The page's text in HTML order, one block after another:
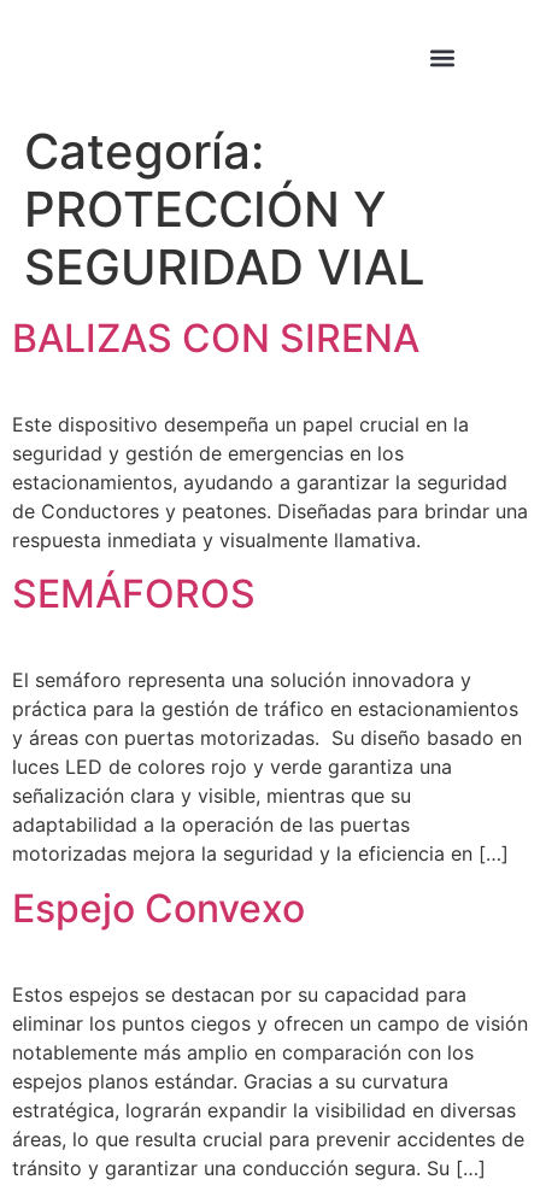
Categoría:
PROTECCIÓN Y
SEGURIDAD VIAL
BALIZAS CON SIRENA
Este dispositivo desempeña un papel crucial en la
seguridad y gestión de emergencias en los
estacionamientos, ayudando a garantizar la seguridad
de Conductores y peatones. Diseñadas para brindar una
respuesta inmediata y visualmente llamativa.
SEMÁFOROS
El semáforo representa una solución innovadora y
práctica para la gestión de tráfico en estacionamientos
y áreas con puertas motorizadas. Su diseño basado en
luces LED de colores rojo y verde garantiza una
señalización clara y visible, mientras que su
adaptabilidad a la operación de las puertas
motorizadas mejora la seguridad y la eficiencia en […]
Espejo Convexo
Estos espejos se destacan por su capacidad para
eliminar los puntos ciegos y ofrecen un campo de visión
notablemente más amplio en comparación con los
espejos planos estándar. Gracias a su curvatura
estratégica, lograrán expandir la visibilidad en diversas
áreas, lo que resulta crucial para prevenir accidentes de
tránsito y garantizar una conducción segura. Su […]